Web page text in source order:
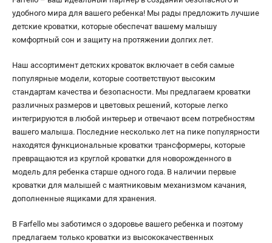
удобного мира для вашего ребенка! Мы рады предложить лучшие
детские кроватки, которые обеспечат вашему малышу
комфортный сон и защиту на протяжении долгих лет.
Наш ассортимент детских кроваток включает в себя самые
популярные модели, которые соответствуют высоким
стандартам качества и безопасности. Мы предлагаем кроватки
различных размеров и цветовых решений, которые легко
интегрируются в любой интерьер и отвечают всем потребностям
вашего малыша. Последние несколько лет на пике популярности
находятся функциональные кроватки трансформеры, которые
превращаются из круглой кроватки для новорожденного в
модель для ребенка старше одного года. В наличии первые
кроватки для малышей с маятниковым механизмом качания,
дополненные ящиками для хранения.
В Farfello мы заботимся о здоровье вашего ребенка и поэтому
предлагаем только кроватки из высококачественных